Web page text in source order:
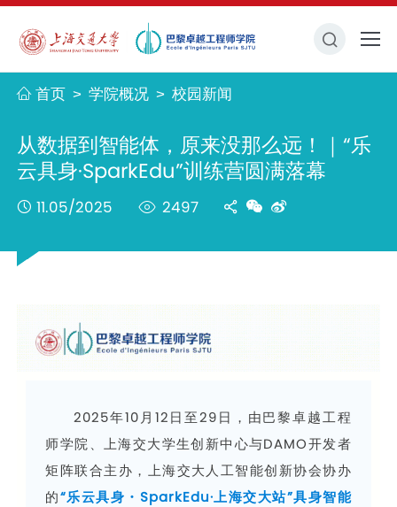
首页 > 学院概况 > 校园新闻
从数据到智能体，原来没那么远！｜“乐
云具身·SparkEdu”训练营圆满落幕
11.05/2025 2497
2025年10月12日至29日，由巴黎卓越工程
师学院、上海交大学生创新中心与DAMO开发者
矩阵联合主办，上海交大人工智能创新协会协办
的“乐云具身・SparkEdu·上海交大站”具身智能